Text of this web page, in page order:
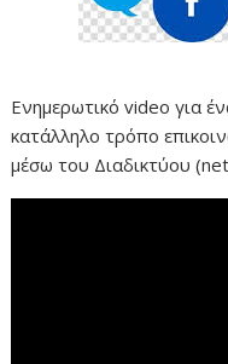
Ενημερωτικό video για
κατάλληλο τρόπο
μέσω του Διαδικτύου